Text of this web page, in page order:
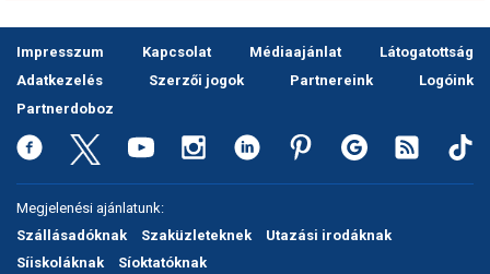
Impresszum Kapcsolat Médiaajánlat
Látogatottság
Adatkezelés
Szerzői jogok Partnereink
Logóink
Partnerdoboz
Megjelenési ajánlatunk:
Szállásadóknak
Szaküzleteknek
Utazási irodáknak
Síiskoláknak
Síoktatóknak